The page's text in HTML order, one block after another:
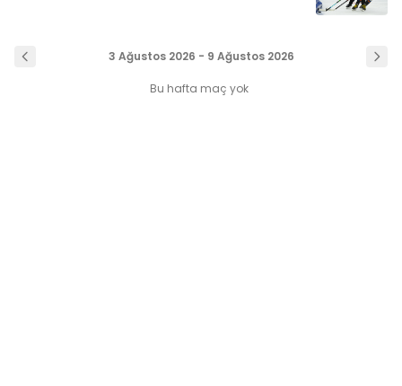
3 Ağustos 2026 - 9 Ağustos 2026
Bu hafta maç yok